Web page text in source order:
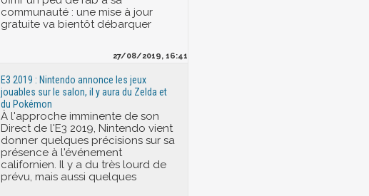
communauté : une mise à jour
gratuite va bientôt débarquer
27/08/2019, 16:41
E3 2019 : Nintendo annonce les jeux
jouables sur le salon, il y aura du Zelda et
du Pokémon
À l'approche imminente de son
Direct de l'E3 2019, Nintendo vient
donner quelques précisions sur sa
présence à l'événement
californien. Il y a du très lourd de
prévu, mais aussi quelques